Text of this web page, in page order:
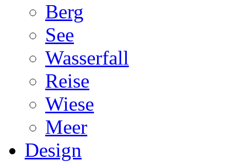
Berg
See
Wasserfall
Reise
Wiese
Meer
Design